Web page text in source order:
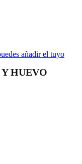
añadir el tuyo
HUEVO